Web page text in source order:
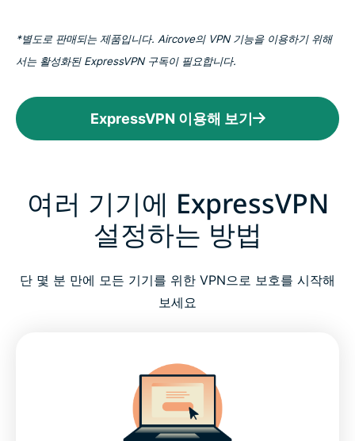
*별도로 판매되는 제품입니다. Aircove의 VPN 기능을 이용하기 위해
서는 활성화된 ExpressVPN 구독이 필요합니다.
ExpressVPN 이용해 보기
여러 기기에 ExpressVPN
설정하는 방법
단 몇 분 만에 모든 기기를 위한 VPN으로 보호를 시작해
보세요